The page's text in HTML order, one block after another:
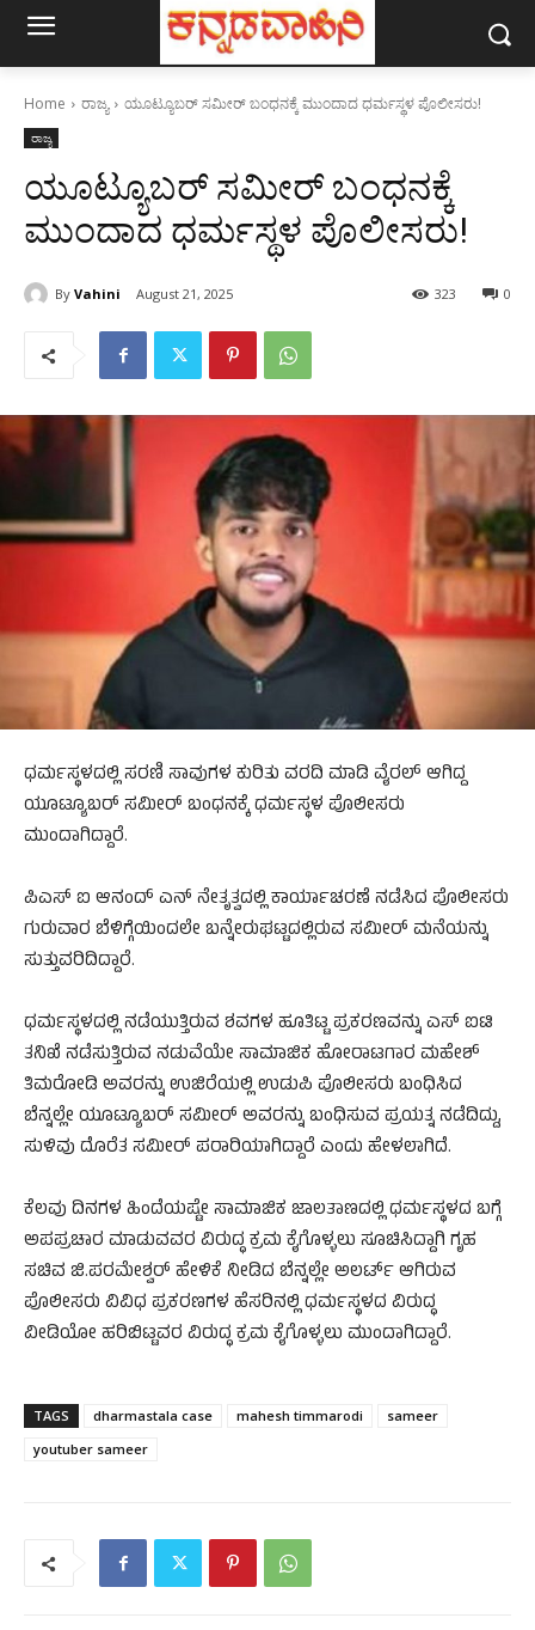
Home ರಾಜ್ಯ ಯೂಟ್ಯೂಬರ್ ಸಮೀರ್ ಬಂಧನಕ್ಕೆ ಮುಂದಾದ ಧರ್ಮಸ್ಥಳ ಪೊಲೀಸರು!
ರಾಜ್ಯ
ಯೂಟ್ಯೂಬರ್ ಸಮೀರ್ ಬಂಧನಕ್ಕೆ
ಮುಂದಾದ ಧರ್ಮಸ್ಥಳ ಪೊಲೀಸರು!
By Vahini August 21, 2025 0
323
ಧರ್ಮಸ್ಥಳದಲ್ಲಿ ಸರಣಿ ಸಾವುಗಳ ಕುರಿತು ವರದಿ ಮಾಡಿ ವೈರಲ್ ಆಗಿದ್ದ
ಯೂಟ್ಯೂಬರ್ ಸಮೀರ್ ಬಂಧನಕ್ಕೆ ಧರ್ಮಸ್ಥಳ ಪೊಲೀಸರು
ಮುಂದಾಗಿದ್ದಾರೆ.
ಪಿಎಸ್ ಐ ಆನಂದ್ ಎನ್ ನೇತೃತ್ವದಲ್ಲಿ ಕಾರ್ಯಾಚರಣೆ ನಡೆಸಿದ ಪೊಲೀಸರು
ಗುರುವಾರ ಬೆಳಿಗ್ಗೆಯಿಂದಲೇ ಬನ್ನೇರುಘಟ್ಟದಲ್ಲಿರುವ ಸಮೀರ್ ಮನೆಯನ್ನು
ಸುತ್ತುವರಿದಿದ್ದಾರೆ.
ಧರ್ಮಸ್ಥಳದಲ್ಲಿ ನಡೆಯುತ್ತಿರುವ ಶವಗಳ ಹೂತಿಟ್ಟ ಪ್ರಕರಣವನ್ನು ಎಸ್ ಐಟಿ
ತನಿಖೆ ನಡೆಸುತ್ತಿರುವ ನಡುವೆಯೇ ಸಾಮಾಜಿಕ ಹೋರಾಟಗಾರ ಮಹೇಶ್
ತಿಮರೋಡಿ ಅವರನ್ನು ಉಜಿರೆಯಲ್ಲಿ ಉಡುಪಿ ಪೊಲೀಸರು ಬಂಧಿಸಿದ
ಬೆನ್ನಲ್ಲೇ ಯೂಟ್ಯೂಬರ್ ಸಮೀರ್ ಅವರನ್ನು ಬಂಧಿಸುವ ಪ್ರಯತ್ನ ನಡೆದಿದ್ದು,
ಸುಳಿವು ದೊರೆತ ಸಮೀರ್ ಪರಾರಿಯಾಗಿದ್ದಾರೆ ಎಂದು ಹೇಳಲಾಗಿದೆ.
ಕೆಲವು ದಿನಗಳ ಹಿಂದೆಯಷ್ಟೇ ಸಾಮಾಜಿಕ ಜಾಲತಾಣದಲ್ಲಿ ಧರ್ಮಸ್ಥಳದ ಬಗ್ಗೆ
ಅಪಪ್ರಚಾರ ಮಾಡುವವರ ವಿರುದ್ಧ ಕ್ರಮ ಕೈಗೊಳ್ಳಲು ಸೂಚಿಸಿದ್ದಾಗಿ ಗೃಹ
ಸಚಿವ ಜಿ.ಪರಮೇಶ್ವರ್ ಹೇಳಿಕೆ ನೀಡಿದ ಬೆನ್ನಲ್ಲೇ ಅಲರ್ಟ್ ಆಗಿರುವ
ಪೊಲೀಸರು ವಿವಿಧ ಪ್ರಕರಣಗಳ ಹೆಸರಿನಲ್ಲಿ ಧರ್ಮಸ್ಥಳದ ವಿರುದ್ಧ
ವೀಡಿಯೋ ಹರಿಬಿಟ್ಟವರ ವಿರುದ್ಧ ಕ್ರಮ ಕೈಗೊಳ್ಳಲು ಮುಂದಾಗಿದ್ದಾರೆ.
TAGS dharmastala case mahesh timmarodi
sameer
youtuber sameer